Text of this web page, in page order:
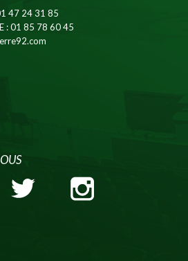
47 24 31 85
: 01 85 78 60 45